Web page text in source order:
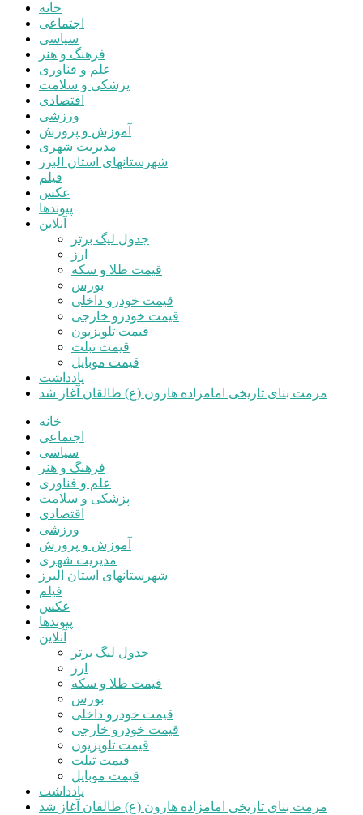
خانه
اجتماعی
سیاسی
فرهنگ و هنر
علم و فناوری
پزشکی و سلامت
اقتصادی
ورزشی
آموزش و پرورش
مدیریت شهری
شهرستانهای استان البرز
فیلم
عکس
پیوندها
آنلاین
جدول لیگ برتر
ارز
قیمت طلا و سکه
بورس
قیمت خودرو داخلی
قیمت خودرو خارجی
قیمت تلویزیون
قیمت تبلت
قیمت موبایل
یادداشت
مرمت بنای تاریخی امامزاده هارون (ع) طالقان آغاز شد
خانه
اجتماعی
سیاسی
فرهنگ و هنر
علم و فناوری
پزشکی و سلامت
اقتصادی
ورزشی
آموزش و پرورش
مدیریت شهری
شهرستانهای استان البرز
فیلم
عکس
پیوندها
آنلاین
جدول لیگ برتر
ارز
قیمت طلا و سکه
بورس
قیمت خودرو داخلی
قیمت خودرو خارجی
قیمت تلویزیون
قیمت تبلت
قیمت موبایل
یادداشت
مرمت بنای تاریخی امامزاده هارون (ع) طالقان آغاز شد